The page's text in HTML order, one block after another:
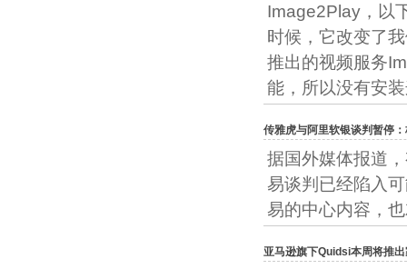
Image2Play，
时候，它改变了
推出的视频服务
能，所以没有安
传雅虎与阿里软银谈判暂停
据国外媒体报道
易谈判已经陷入
易的中心内容，
亚马逊旗下Quidsi本周将推